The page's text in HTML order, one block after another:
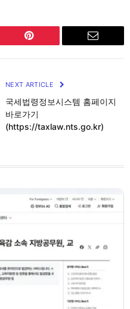
Pinterest Email
NEXT ARTICLE
국세법령정보시스템 홈페이지
바로가기
(https://taxlaw.nts.go.kr)